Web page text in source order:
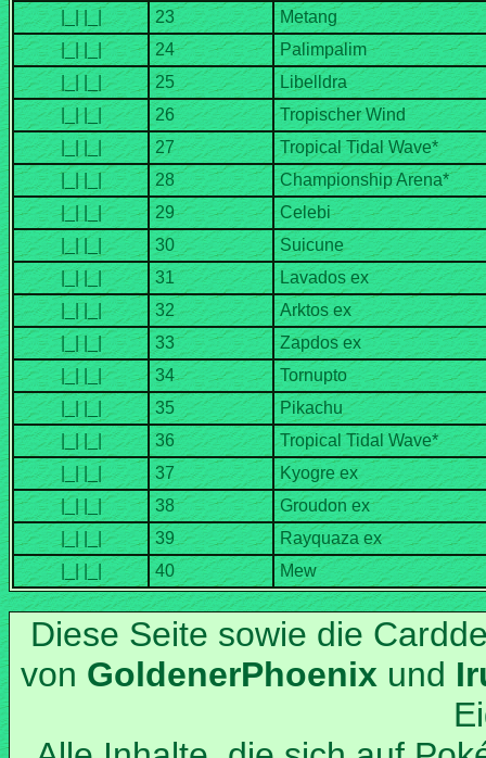
Diese Seite sowie die
von
und